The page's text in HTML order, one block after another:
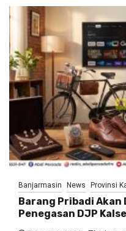
Banjarmasin News Provinsi
Barang Pribadi Akan
Penegasan DJP